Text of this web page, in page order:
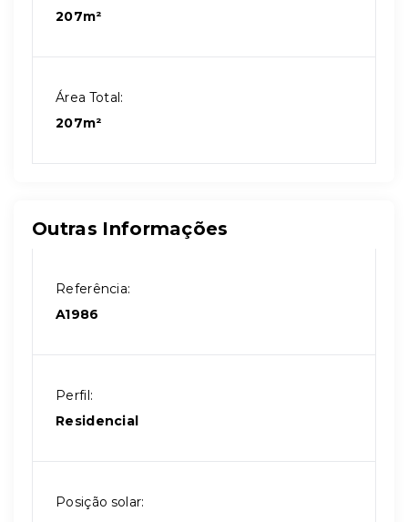
207m²
Área Total:
207m²
Outras Informações
Referência:
A1986
Perfil:
Residencial
Posição solar: